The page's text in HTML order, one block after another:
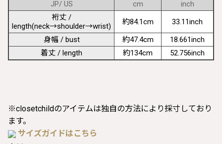
JP/ US cm
inch
裄丈 /
length(neck→shoulder→wrist)
約84.1cm
33.11inch
身幅 / bust
約47.4cm
18.661inch
着丈 / length
約134cm 52.756inch
※closetchildのアイテムは独自の方法により採寸しており
ます。
サイズガイドはこちら